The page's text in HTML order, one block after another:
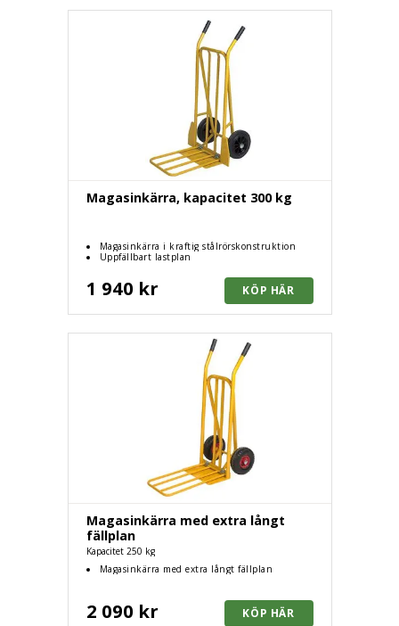
Magasinkärra, kapacitet 300 kg
Magasinkärra i kraftig stålrörskonstruktion
Uppfällbart lastplan
1 940 kr
Magasinkärra med extra långt
fällplan
Kapacitet 250 kg
Magasinkärra med extra långt fällplan
2 090 kr